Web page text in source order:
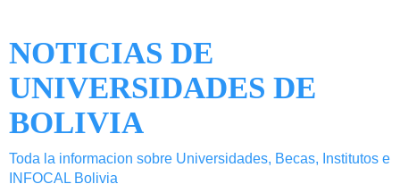
NOTICIAS DE
UNIVERSIDADES DE
BOLIVIA
Toda la informacion sobre Universidades, Becas, Institutos e
INFOCAL Bolivia